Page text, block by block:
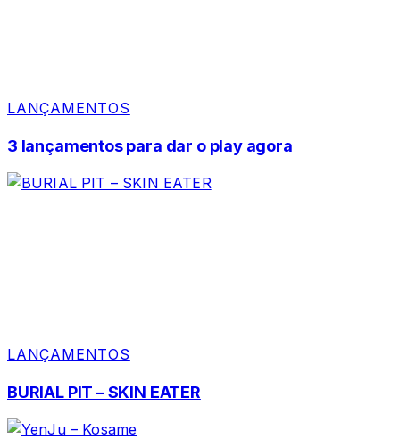
LANÇAMENTOS
3 lançamentos para dar o play agora
LANÇAMENTOS
BURIAL PIT – SKIN EATER